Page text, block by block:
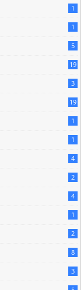
1
1
5
19
3
19
1
1
4
2
4
1
2
8
3